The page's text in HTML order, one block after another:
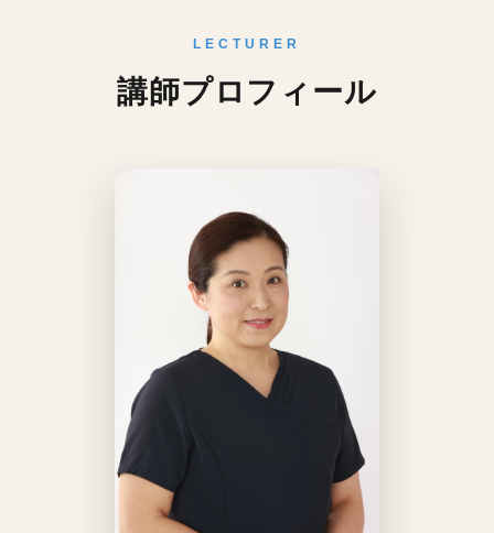
LECTURER
講師プロフィール